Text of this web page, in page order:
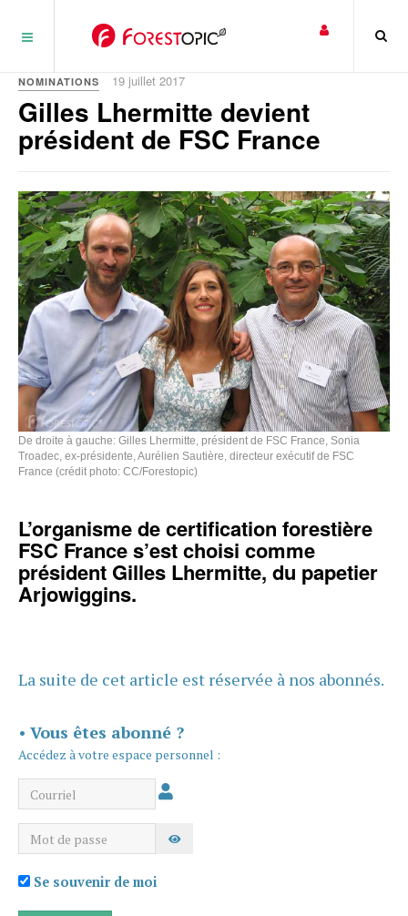
NOMINATIONS 19 juillet 2017
Gilles Lhermitte devient
président de FSC France
De droite à gauche: Gilles Lhermitte, président de FSC France, Sonia
Troadec, ex-présidente, Aurélien Sautière, directeur exécutif de FSC
France (crédit photo: CC/Forestopic)
L’organisme de certification forestière
FSC France s’est choisi comme
président Gilles Lhermitte, du papetier
Arjowiggins.
La suite de cet article est réservée à nos abonnés.
• Vous êtes abonné ?
Accédez à votre espace personnel :
Courriel
Mot de passe AFFICHER LE MOT DE PASSE
Se souvenir de moi